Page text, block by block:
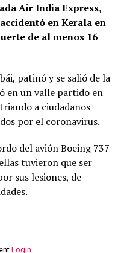
Air India Express,
en Kerala en
de al menos 16
patinó y se salió de la
en un valle partido en
a ciudadanos
por el coronavirus.
del avión Boeing 737
tuvieron que ser
sus lesiones, de
Login